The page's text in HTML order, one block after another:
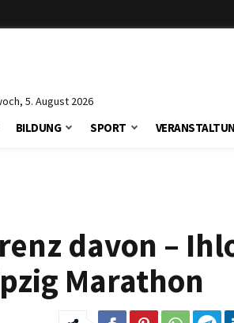
5. August 2026
BILDUNG SPORT
davon –
Marathon